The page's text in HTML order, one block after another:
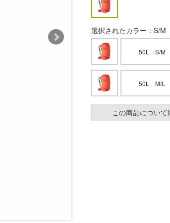
選択されたカラー：S/M
50L S/M
50L M/L
この商品について